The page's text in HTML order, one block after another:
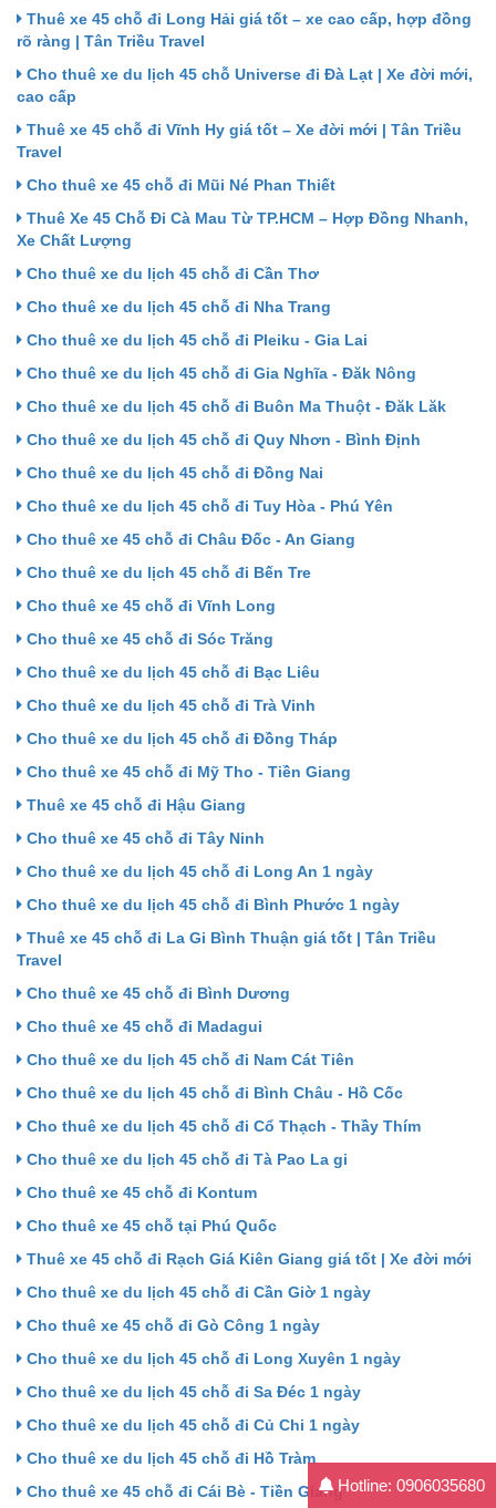
Hotline: 0906035680
Thuê xe 45 chỗ đi Long Hải giá tốt – xe cao cấp, hợp đồng
rõ ràng | Tân Triều Travel
Cho thuê xe du lịch 45 chỗ Universe đi Đà Lạt | Xe đời mới,
cao cấp
Thuê xe 45 chỗ đi Vĩnh Hy giá tốt – Xe đời mới | Tân Triều
Travel
Cho thuê xe 45 chỗ đi Mũi Né Phan Thiết
Thuê Xe 45 Chỗ Đi Cà Mau Từ TP.HCM – Hợp Đồng Nhanh,
Xe Chất Lượng
Cho thuê xe du lịch 45 chỗ đi Cần Thơ
Cho thuê xe du lịch 45 chỗ đi Nha Trang
Cho thuê xe du lịch 45 chỗ đi Pleiku - Gia Lai
Cho thuê xe du lịch 45 chỗ đi Gia Nghĩa - Đăk Nông
Cho thuê xe du lịch 45 chỗ đi Buôn Ma Thuột - Đăk Lăk
Cho thuê xe du lịch 45 chỗ đi Quy Nhơn - Bình Định
Cho thuê xe du lịch 45 chỗ đi Đồng Nai
Cho thuê xe du lịch 45 chỗ đi Tuy Hòa - Phú Yên
Cho thuê xe 45 chỗ đi Châu Đốc - An Giang
Cho thuê xe du lịch 45 chỗ đi Bến Tre
Cho thuê xe 45 chỗ đi Vĩnh Long
Cho thuê xe 45 chỗ đi Sóc Trăng
Cho thuê xe du lịch 45 chỗ đi Bạc Liêu
Cho thuê xe du lịch 45 chỗ đi Trà Vinh
Cho thuê xe du lịch 45 chỗ đi Đồng Tháp
Cho thuê xe 45 chỗ đi Mỹ Tho - Tiền Giang
Thuê xe 45 chỗ đi Hậu Giang
Cho thuê xe 45 chỗ đi Tây Ninh
Cho thuê xe du lịch 45 chỗ đi Long An 1 ngày
Cho thuê xe du lịch 45 chỗ đi Bình Phước 1 ngày
Thuê xe 45 chỗ đi La Gi Bình Thuận giá tốt | Tân Triều
Travel
Cho thuê xe 45 chỗ đi Bình Dương
Cho thuê xe 45 chỗ đi Madagui
Cho thuê xe du lịch 45 chỗ đi Nam Cát Tiên
Cho thuê xe du lịch 45 chỗ đi Bình Châu - Hồ Cốc
Cho thuê xe du lịch 45 chỗ đi Cổ Thạch - Thầy Thím
Cho thuê xe du lịch 45 chỗ đi Tà Pao La gi
Cho thuê xe 45 chỗ đi Kontum
Cho thuê xe 45 chỗ tại Phú Quốc
Thuê xe 45 chỗ đi Rạch Giá Kiên Giang giá tốt | Xe đời mới
Cho thuê xe du lịch 45 chỗ đi Cần Giờ 1 ngày
Cho thuê xe 45 chỗ đi Gò Công 1 ngày
Cho thuê xe du lịch 45 chỗ đi Long Xuyên 1 ngày
Cho thuê xe du lịch 45 chỗ đi Sa Đéc 1 ngày
Cho thuê xe du lịch 45 chỗ đi Củ Chi 1 ngày
Cho thuê xe du lịch 45 chỗ đi Hồ Tràm
Cho thuê xe 45 chỗ đi Cái Bè - Tiền Giang